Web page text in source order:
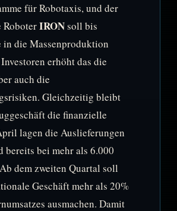
für Robotaxis, und der
RoboterIRONsoll bis
in die Massenproduktion
erhöht das die
auch die
Gleichzeitig bleibt
die finanzielle
lagen die Auslieferungen
bereits bei mehr als 6.000
dem zweiten Quartal soll
Geschäft mehr als 20%
ausmachen. Damit